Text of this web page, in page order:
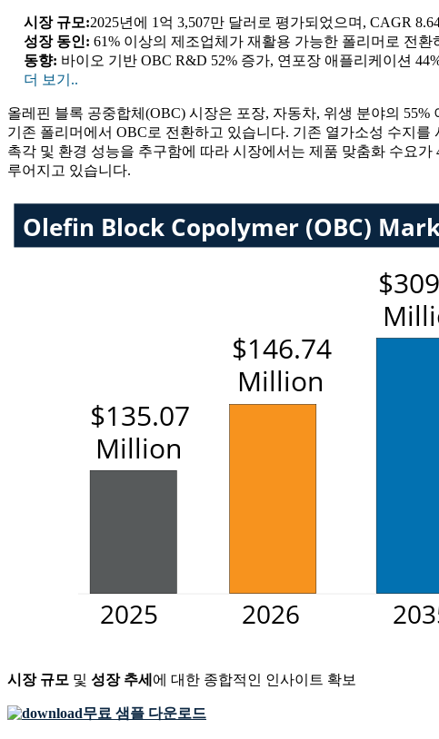
시장 규모:2025년에 1억 3,507만 달러로 평가되었으며, CAGR
성장 동인: 61% 이상의 제조업체가 재활용 가능한 폴리머로 전
동향: 바이오 기반 OBC R&D 52% 증가, 연포장 애플리케이션
더 보기..
올레핀 블록 공중합체(OBC) 시장은 포장, 자동차, 위생 분야의
기존 폴리머에서 OBC로 전환하고 있습니다. 기존 열가소성 수지
촉각 및 환경 성능을 추구함에 따라 시장에서는 제품 맞춤화 수요
루어지고 있습니다.
시장 규모 및 성장 추세 에 대한 종합적인 인사이트 확보
무료 샘플 다운로드